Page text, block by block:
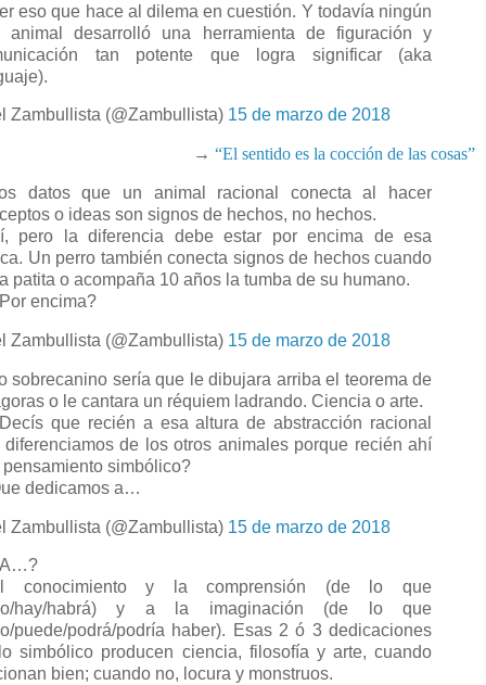
eso que hace al dilema en cuestión. Y todavía ningún
animal desarrolló una herramienta de figuración y
tan potente que logra significar (aka
Zambullista (@Zambullista) 15 de marzo de 2018
→ “El sentido es la cocción de las cosas”
datos que un animal racional conecta al hacer
o ideas son signos de hechos, no hechos.
pero la diferencia debe estar por encima de esa
Un perro también conecta signos de hechos cuando
patita o acompaña 10 años la tumba de su humano.
encima?
Zambullista (@Zambullista) 15 de marzo de 2018
sobrecanino sería que le dibujara arriba el teorema de
o le cantara un réquiem ladrando. Ciencia o arte.
que recién a esa altura de abstracción racional
diferenciamos de los otros animales porque recién ahí
pensamiento simbólico?
dedicamos a…
Zambullista (@Zambullista) 15 de marzo de 2018
conocimiento y la comprensión (de lo que
hay/habrá) y a la imaginación (de lo que
puede/podrá/podría haber). Esas 2 ó 3 dedicaciones
simbólico producen ciencia, filosofía y arte, cuando
bien; cuando no, locura y monstruos.